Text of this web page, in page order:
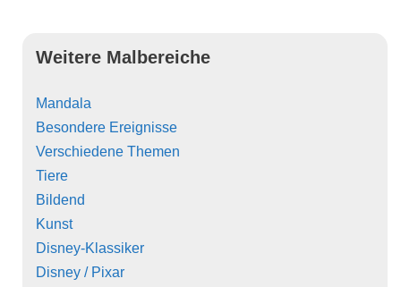
Weitere Malbereiche
Mandala
Besondere Ereignisse
Verschiedene Themen
Tiere
Bildend
Kunst
Disney-Klassiker
Disney / Pixar